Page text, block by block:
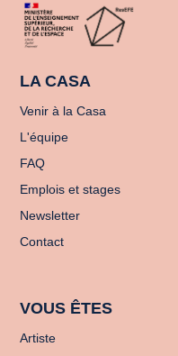
LA CASA
Venir à la Casa
L'équipe
FAQ
Emplois et stages
Newsletter
Contact
VOUS ÊTES
Artiste